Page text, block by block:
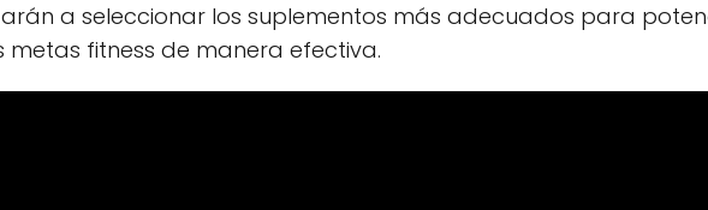
a seleccionar los suplementos más adecuados para
metas fitness de manera efectiva.